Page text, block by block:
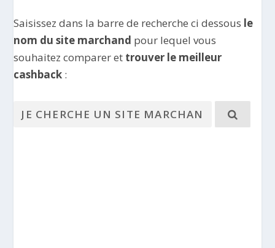
Saisissez dans la barre de recherche ci dessous le
nom du site marchand pour lequel vous
souhaitez comparer et trouver le meilleur
cashback :